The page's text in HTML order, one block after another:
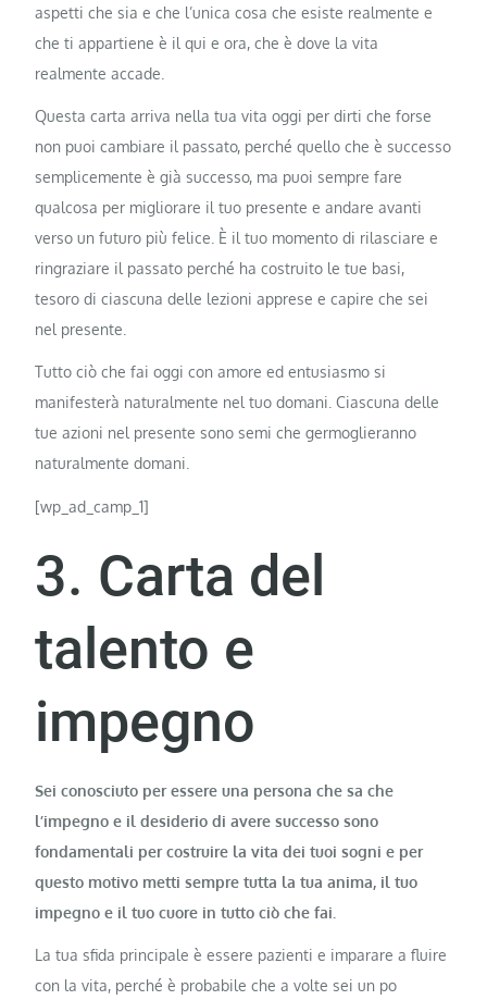
aspetti che sia e che l’unica cosa che esiste realmente e
che ti appartiene è il qui e ora, che è dove la vita
realmente accade.
Questa carta arriva nella tua vita oggi per dirti che forse
non puoi cambiare il passato, perché quello che è successo
semplicemente è già successo, ma puoi sempre fare
qualcosa per migliorare il tuo presente e andare avanti
verso un futuro più felice. È il tuo momento di rilasciare e
ringraziare il passato perché ha costruito le tue basi,
tesoro di ciascuna delle lezioni apprese e capire che sei
nel presente.
Tutto ciò che fai oggi con amore ed entusiasmo si
manifesterà naturalmente nel tuo domani. Ciascuna delle
tue azioni nel presente sono semi che germoglieranno
naturalmente domani.
[wp_ad_camp_1]
3. Carta del
talento e
impegno
Sei conosciuto per essere una persona che sa che
l’impegno e il desiderio di avere successo sono
fondamentali per costruire la vita dei tuoi sogni e per
questo motivo metti sempre tutta la tua anima, il tuo
impegno e il tuo cuore in tutto ciò che fai.
La tua sfida principale è essere pazienti e imparare a fluire
con la vita, perché è probabile che a volte sei un po